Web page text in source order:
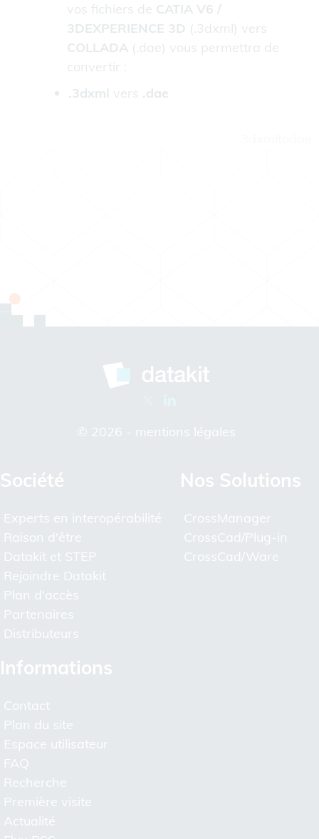
vos fichiers de CATIA V6 /
3DEXPERIENCE 3D (.3dxml) vers
COLLADA (.dae) vous permettra de
convertir :
.3dxml vers .dae
© 2026 - mentions légales
Société
Experts en interopérabilité
Raison d'être
Datakit et STEP
Rejoindre Datakit
Plan d'accès
Partenaires
Distributeurs
Nos Solutions
CrossManager
CrossCad/Plug-in
CrossCad/Ware
Informations
Contact
Plan du site
Espace utilisateur
FAQ
Recherche
Première visite
Actualité